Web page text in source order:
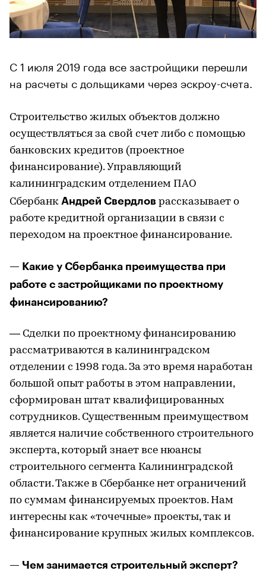
С 1 июля 2019 года все застройщики перешли
на расчеты с дольщиками через эскроу-счета.
Строительство жилых объектов должно
осуществляться за свой счет либо с помощью
банковских кредитов (проектное
финансирование). Управляющий
калининградским отделением ПАО
Сбербанк Андрей Свердлов рассказывает о
работе кредитной организации в связи с
переходом на проектное финансирование.
— Какие у Сбербанка преимущества при
работе с застройщиками по проектному
финансированию?
— Сделки по проектному финансированию
рассматриваются в калининградском
отделении с 1998 года. За это время наработан
большой опыт работы в этом направлении,
сформирован штат квалифицированных
сотрудников. Существенным преимуществом
является наличие собственного строительного
эксперта, который знает все нюансы
строительного сегмента Калининградской
области. Также в Сбербанке нет ограничений
по суммам финансируемых проектов. Нам
интересны как «точечные» проекты, так и
финансирование крупных жилых комплексов.
— Чем занимается строительный эксперт?